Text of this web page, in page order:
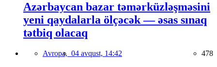
Azərbaycan bazar təmərküzləşməsini
yeni qaydalarla ölçəcək — əsas sınaq
tətbiq olacaq
Avropa, 04 avqust, 14:42 478